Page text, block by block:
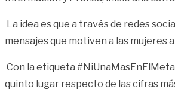
La idea es que a través de redes
mensajes que motiven a las mujeres
Con la etiqueta
quinto lugar respecto de las cifras